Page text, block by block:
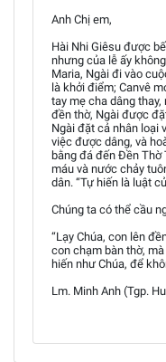
Anh Chị em,
Hài Nhi Giêsu được
nhưng của lễ ấy
Maria, Ngài đi vào
là khởi điểm; Canvê
tay mẹ cha dâng
đền thờ, Ngài được
Ngài đặt cả nhân loại
việc được dâng, và
bằng đá đến Đền Thờ
máu và nước chảy
dân. “Tự hiến là luật
Chúng ta có thể cầu
“Lạy Chúa, con lên
con chạm bàn thờ,
hiến như Chúa, để
Lm. Minh Anh (Tgp.